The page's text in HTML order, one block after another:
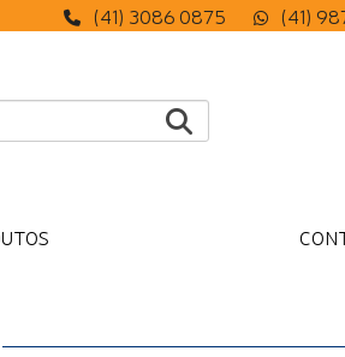
(41) 3086 0875 (41)